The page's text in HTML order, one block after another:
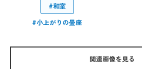
#和室
#小上がりの畳座
関連画像を見る